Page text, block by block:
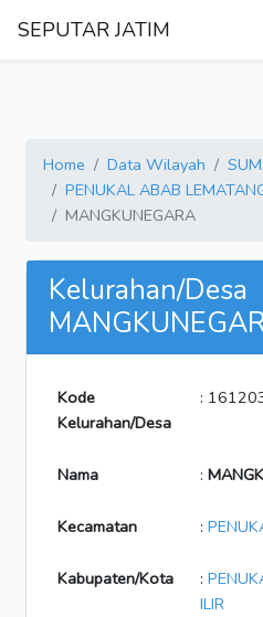
SEPUTAR JATIM
Home Data Wilayah
PENUKAL ABAB
MANGKUNEGARA
Kelurahan/Desa
Kode
Kelurahan/Desa
:
Nama :
Kecamatan :
Kabupaten/Kota :
ILIR